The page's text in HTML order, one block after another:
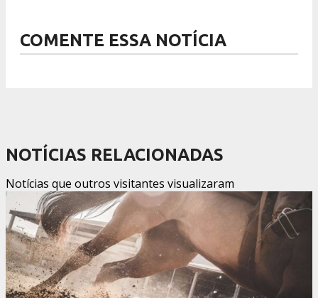
COMENTE ESSA NOTÍCIA
NOTÍCIAS RELACIONADAS
Notícias que outros visitantes visualizaram